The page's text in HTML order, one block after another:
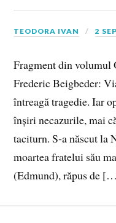
TEODORA IVAN 2
Fragment din
Frederic Beigbeder:
întreagă tragedie. Iar
înșiri necazurile, mai
taciturn. S‑a născut la
moartea fratelui său
(Edmund), răpus de